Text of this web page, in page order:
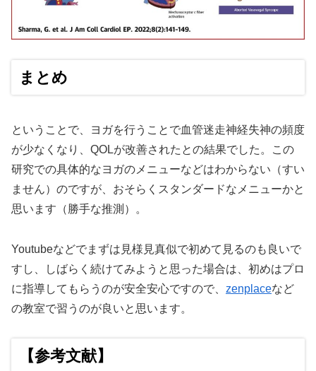
まとめ
ということで、ヨガを行うことで血管迷走神経失神の頻度
が少なくなり、QOLが改善されたとの結果でした。この
研究での具体的なヨガのメニューなどはわからない（すい
ません）のですが、おそらくスタンダードなメニューかと
思います（勝手な推測）。
Youtubeなどでまずは見様見真似で初めて見るのも良いで
すし、しばらく続けてみようと思った場合は、初めはプロ
に指導してもらうのが安全安心ですので、 zenplaceなど
の教室で習うのが良いと思います。
【参考文献】